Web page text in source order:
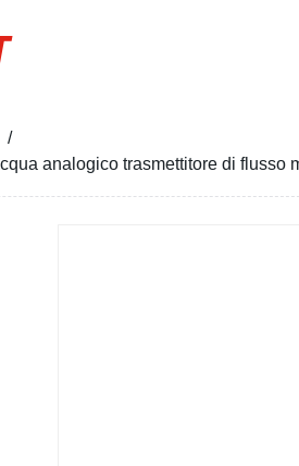
analogico trasmettitore di